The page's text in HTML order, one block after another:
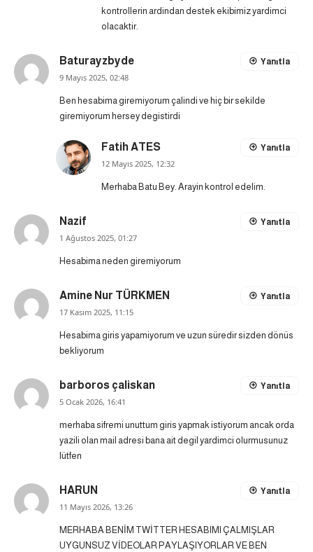
kontrollerin ardindan destek ekibimiz yardimci
olacaktir.
Baturayzbyde
9 Mayıs 2025, 02:48
Ben hesabima giremiyorum çalindi ve hiç bir sekilde
giremiyorum hersey degistirdi
Yanıtla
Fatih ATES
12 Mayıs 2025, 12:32
Merhaba Batu Bey. Arayin kontrol edelim.
Yanıtla
Nazif
1 Ağustos 2025, 01:27
Hesabima neden giremiyorum
Yanıtla
Amine Nur TÜRKMEN
17 Kasım 2025, 11:15
Hesabima giris yapamiyorum ve uzun süredir sizden dönüs
bekliyorum
Yanıtla
barboros çaliskan
5 Ocak 2026, 16:41
merhaba sifremi unuttum giris yapmak istiyorum ancak orda
yazili olan mail adresi bana ait degil yardimci olurmusunuz
lütfen
Yanıtla
HARUN
11 Mayıs 2026, 13:26
MERHABA BENİM TWİTTER HESABIMI ÇALMIŞLAR
UYGUNSUZ VİDEOLAR PAYLAŞIYORLAR VE BEN
Yanıtla